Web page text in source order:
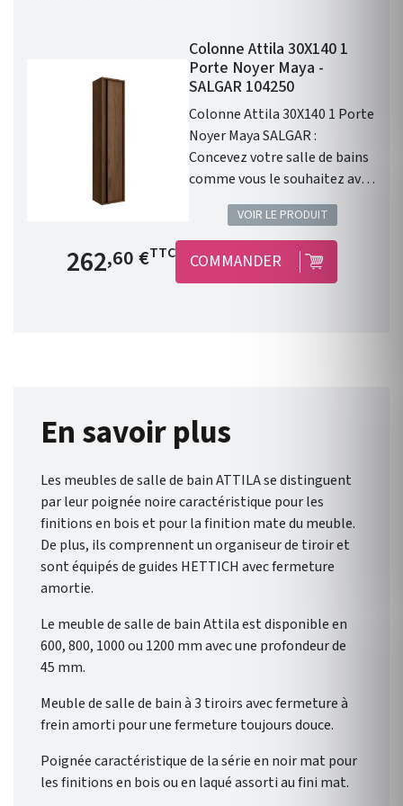
Colonne Attila 30X140 1
Porte Noyer Maya -
SALGAR 104250
Colonne Attila 30X140 1 Porte
Noyer Maya SALGAR :
Concevez votre salle de bains
comme vous le souhaitez avec
la qualité Salgar !
VOIR LE PRODUIT
Prix de base
262,60 €TTC COMMANDER
En savoir plus
Les meubles de salle de bain ATTILA se distinguent
par leur poignée noire caractéristique pour les
finitions en bois et pour la finition mate du meuble.
De plus, ils comprennent un organiseur de tiroir et
sont équipés de guides HETTICH avec fermeture
amortie.
Le meuble de salle de bain Attila est disponible en
600, 800, 1000 ou 1200 mm avec une profondeur de
45 mm.
Meuble de salle de bain à 3 tiroirs avec fermeture à
frein amorti pour une fermeture toujours douce.
Poignée caractéristique de la série en noir mat pour
les finitions en bois ou en laqué assorti au fini mat.